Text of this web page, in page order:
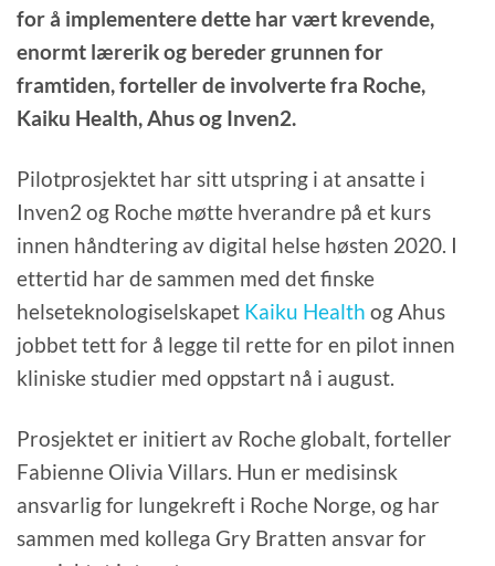
for å implementere dette har vært krevende,
enormt lærerik og bereder grunnen for
framtiden, forteller de involverte fra Roche,
Kaiku Health, Ahus og Inven2.
Pilotprosjektet har sitt utspring i at ansatte i
Inven2 og Roche møtte hverandre på et kurs
innen håndtering av digital helse høsten 2020. I
ettertid har de sammen med det finske
helseteknologiselskapet Kaiku Health og Ahus
jobbet tett for å legge til rette for en pilot innen
kliniske studier med oppstart nå i august.
Prosjektet er initiert av Roche globalt, forteller
Fabienne Olivia Villars. Hun er medisinsk
ansvarlig for lungekreft i Roche Norge, og har
sammen med kollega Gry Bratten ansvar for